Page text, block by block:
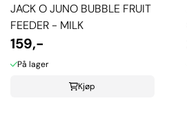
JACK O JUNO BUBBLE FRUIT
FEEDER - MILK
159,-
På lager
Kjøp